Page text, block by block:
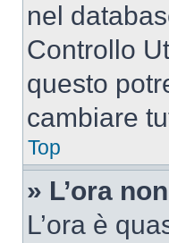
nel
Controllo
questo
cambiare
Top
» L’ora
L’ora è